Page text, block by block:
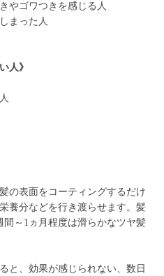
やゴワつきを感じる人
まった人
人》
の表面をコーティングするだけ
養分などを行き渡らせます。髪
～1ヵ月程度は滑らかなツヤ髪
と、効果が感じられない、数日